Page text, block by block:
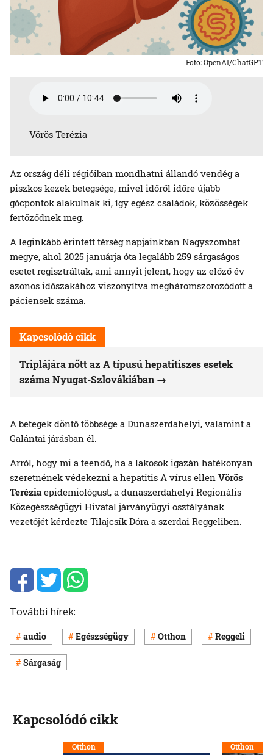
Foto: OpenAI/ChatGPT
Vörös Terézia
Az ország déli régióiban mondhatni állandó vendég a
piszkos kezek betegsége, mivel időről időre újabb
gócpontok alakulnak ki, így egész családok, közösségek
fertőződnek meg.
A leginkább érintett térség napjainkban Nagyszombat
megye, ahol 2025 januárja óta legalább 259 sárgaságos
esetet regisztráltak, ami annyit jelent, hogy az előző év
azonos időszakához viszonyítva megháromszorozódott a
páciensek száma.
Kapcsolódó cikk
Triplájára nőtt az A típusú hepatitiszes esetek
száma Nyugat-Szlovákiában
A betegek döntő többsége a Dunaszerdahelyi, valamint a
Galántai járásban él.
Arról, hogy mi a teendő, ha a lakosok igazán hatékonyan
szeretnének védekezni a hepatitis A vírus ellen Vörös
Terézia epidemiológust, a dunaszerdahelyi Regionális
Közegészségügyi Hivatal járványügyi osztályának
vezetőjét kérdezte Tilajcsík Dóra a szerdai Reggeliben.
További hírek:
audio Egészségügy Otthon Reggeli
Sárgaság
Kapcsolódó cikk
Otthon Otthon